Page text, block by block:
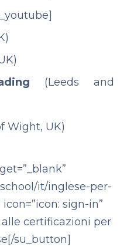
(Leeds and
Wight, UK)
it/inglese-per-
sign-in”
alle certificazioni per
su_button]